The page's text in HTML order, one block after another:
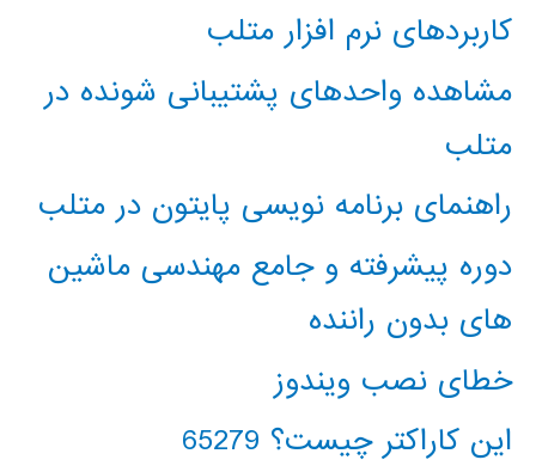
کاربردهای نرم افزار متلب
مشاهده واحدهای پشتیبانی شونده در
متلب
راهنمای برنامه نویسی پایتون در متلب
دوره پیشرفته و جامع مهندسی ماشین
های بدون راننده
خطای نصب ویندوز
این کاراکتر چیست؟ 65279